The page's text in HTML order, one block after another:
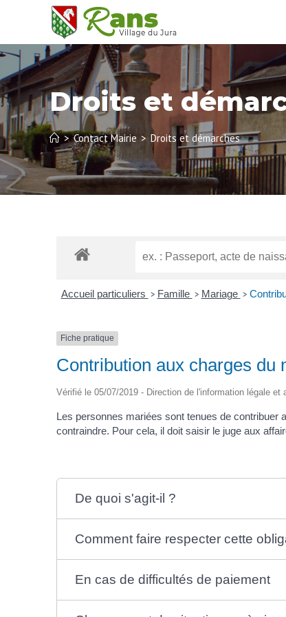
Droits et
> Contact Mairie > Droits et démarches
Accueil particuliers > Famille > Mariage >
Fiche pratique
Contribution aux charges du
Vérifié le 05/07/2019 - Direction de l'information légale et
Les personnes mariées sont tenues de contribuer
contraindre. Pour cela, il doit saisir le juge aux
De quoi s'agit-il ?
Comment faire respecter cette
En cas de difficultés de paiement